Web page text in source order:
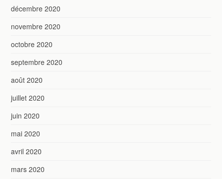
décembre 2020
novembre 2020
octobre 2020
septembre 2020
août 2020
juillet 2020
juin 2020
mai 2020
avril 2020
mars 2020